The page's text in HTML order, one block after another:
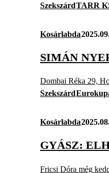
SzekszárdTARR
Kosárlabda
SIMÁN
Dombai Réka 29,
Szekszárd
Kosárlabda
GYÁSZ:
Fricsi Dóra még